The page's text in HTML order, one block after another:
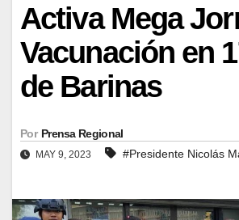
Activa Mega
Vacunación en
de Barinas
Por Prensa Regional
MAY 9, 2023 #Presidente Nicolás